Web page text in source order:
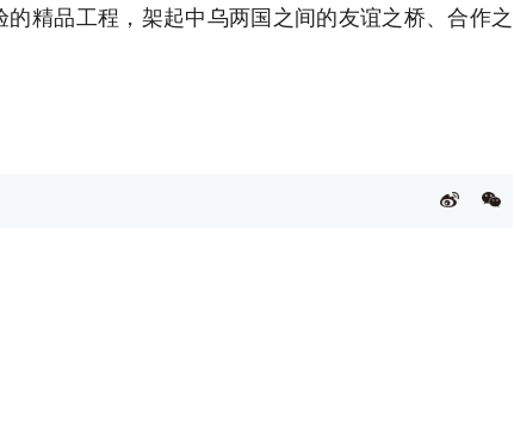
精品工程，架起中乌两国之间的友谊之桥、合作之